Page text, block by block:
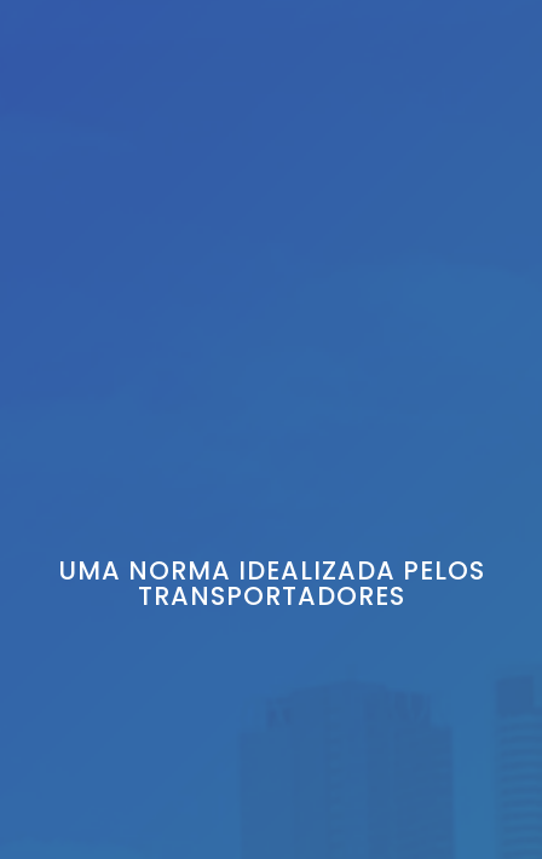
UMA NORMA IDEALIZADA PELOS
TRANSPORTADORES